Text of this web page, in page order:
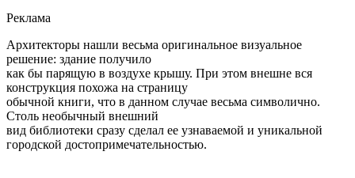
Реклама
Архитекторы нашли весьма оригинальное визуальное
решение: здание получило
как бы парящую в воздухе крышу. При этом внешне вся
конструкция похожа на страницу
обычной книги, что в данном случае весьма символично.
Столь необычный внешний
вид библиотеки сразу сделал ее узнаваемой и уникальной
городской достопримечательностью.